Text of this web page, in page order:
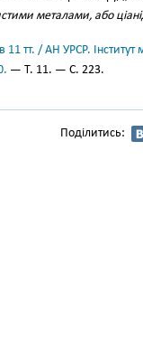
металами, або
11 тт. / АН УРСР.
— Т. 11. — С. 223.
Поділитись: